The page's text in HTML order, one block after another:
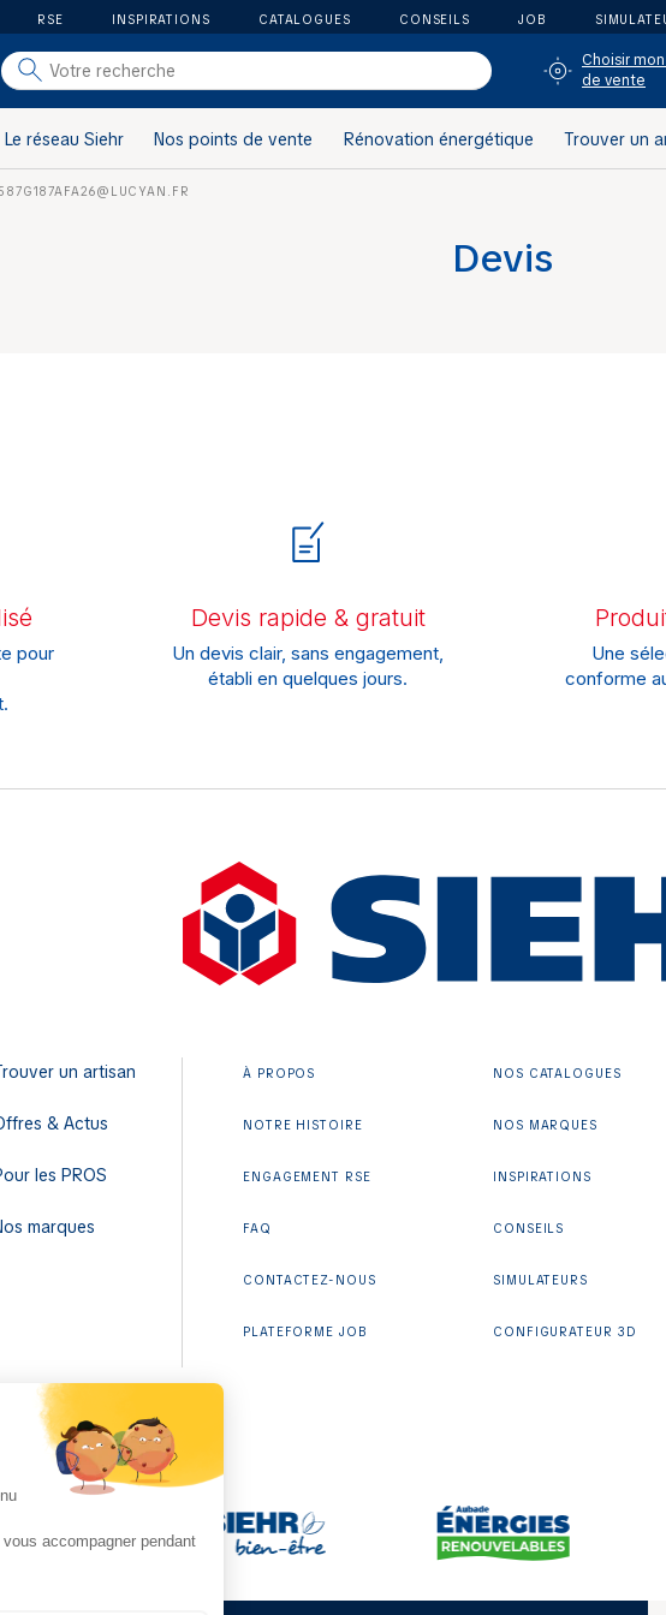
RSE INSPIRATIONS CATALOGUES CONSEILS JOB
carrelage
outillage
Choisir
de vente
Le réseau Siehr Nos points de vente Rénovation énergétique Trouver un
Devis
pour
Devis rapide & gratuit
Un devis clair, sans engagement,
établi en quelques jours.
Une
conforme
un artisan
& Actus
les PROS
marques
À PROPOS
NOTRE HISTOIRE
ENGAGEMENT RSE
FAQ
CONTACTEZ-NOUS
PLATEFORME JOB
NOS CATALOGUES
NOS MARQUES
INSPIRATIONS
CONSEILS
SIMULATEURS
CONFIGURATEUR 3D